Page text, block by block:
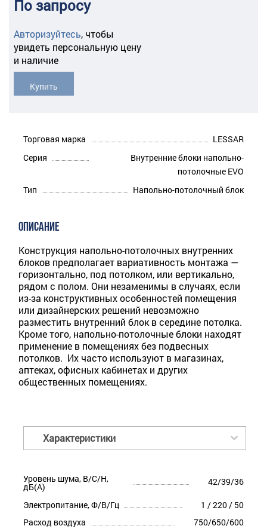
По запросу
Авторизуйтесь, чтобы
увидеть персональную цену
и наличие
Купить
Торговая марка
LESSAR
Серия
Внутренние блоки напольно-
потолочные EVO
Тип
Напольно-потолочный блок
ОПИСАНИЕ
Конструкция напольно-потолочных внутренних
блоков предполагает вариативность монтажа —
горизонтально, под потолком, или вертикально,
рядом с полом. Они незаменимы в случаях, если
из-за конструктивных особенностей помещения
или дизайнерских решений невозможно
разместить внутренний блок в середине потолка.
Кроме того, напольно-потолочные блоки находят
применение в помещениях без подвесных
потолков. Их часто используют в магазинах,
аптеках, офисных кабинетах и других
общественных помещениях.
Характеристики
Уровень шума, В/С/Н,
дБ(А) 42/39/36
Электропитание, Ф/В/Гц
1 / 220 / 50
Расход воздуха
750/650/600